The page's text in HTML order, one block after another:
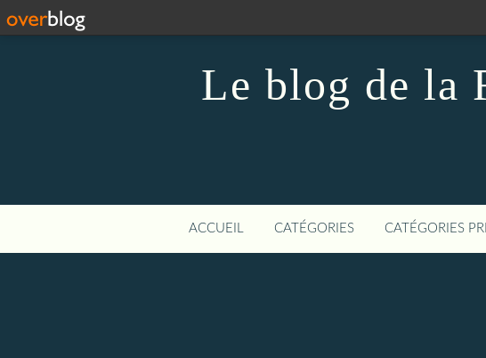
Le blog de la
ACCUEIL CATÉGORIES CATÉGORIES